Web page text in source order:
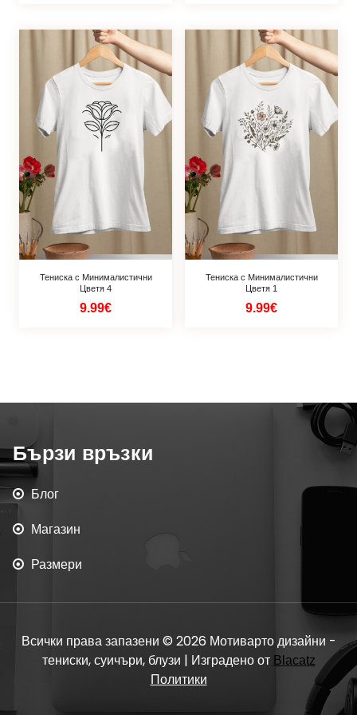
Тениска с Минималистични
Цветя 4
9.99€
Тениска с Минималистични
Цветя 1
9.99€
Бързи връзки
Блог
Магазин
Размери
Всички права запазени © 2026 Мотиварто дизайни -
тениски, суичъри, блузи | Изградено от Blacatz
Политики